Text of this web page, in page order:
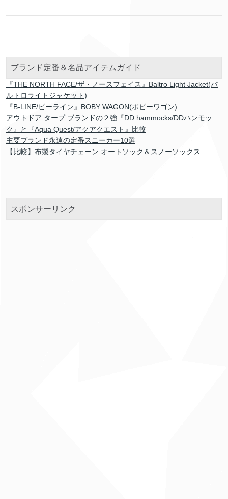
ブランド定番＆名品アイテムガイド
『THE NORTH FACE/ザ・ノースフェイス』Baltro Light Jacket(バ
ルトロライトジャケット)
『B-LINE/ビーライン』BOBY WAGON(ボビーワゴン)
アウトドア タープ ブランドの２強『DD hammocks/DDハンモッ
ク』と『Aqua Quest/アクアクエスト』比較
主要ブランド永遠の定番スニーカー10選
【比較】布製タイヤチェーン オートソック＆スノーソックス
スポンサーリンク